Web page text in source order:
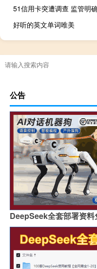
好听的英文单词唯美
公告
DeepSeek全套部署资料